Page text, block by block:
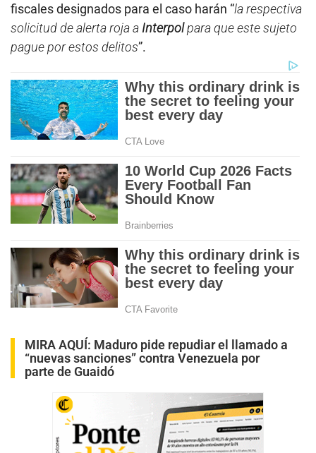
fiscales designados para el caso harán “la respectiva
solicitud de alerta roja a Interpolpara que este sujeto
pague por estos delitos”.
MIRA AQUÍ: Maduro pide repudiar el llamado a
“nuevas sanciones” contra Venezuela por
parte de Guaidó